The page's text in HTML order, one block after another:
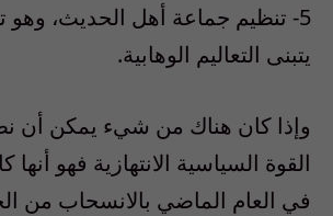
5- تنظيم جماعة أهل الحديث،
يتبنى التعاليم الوهابية.
وإذا كان هناك من شيء يمكن أن
القوة السياسية الانتهازية فهو
في العام الماضي بالانسحاب من